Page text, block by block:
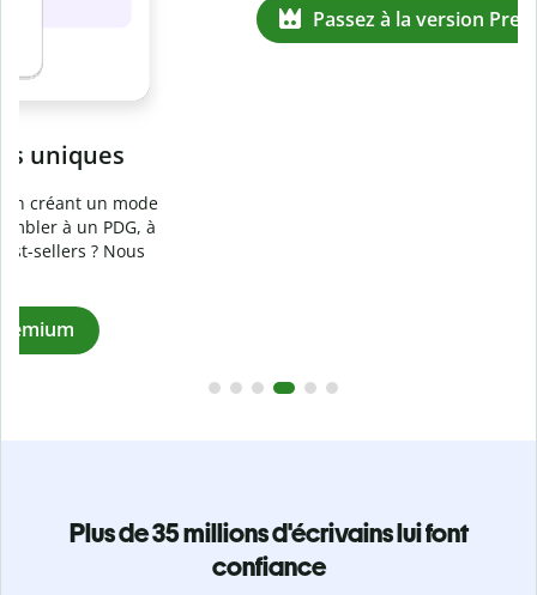
Prévenez
Vérifiez que vos écrits sont 100 % les vôtres grâce au
logiciel anti-plagiat. Analysez votre document en quelques
secondes et identifiez les citations manquantes dans plus
Plus de 35 millions d'écrivains lui font
confiance